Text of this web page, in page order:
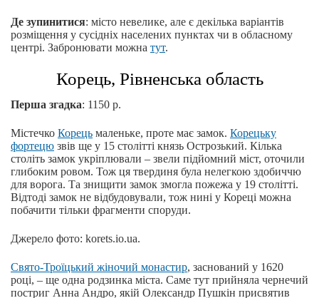
Де зупинитися: місто невелике, але є декілька варіантів
розміщення у сусідніх населених пунктах чи в обласному
центрі. Забронювати можна тут.
Корець, Рівненська область
Перша згадка: 1150 р.
Містечко Корець маленьке, проте має замок. Корецьку
фортецю звів ще у 15 столітті князь Острозький. Кілька
століть замок укріплювали – звели підйомний міст, оточили
глибоким ровом. Тож ця твердиня була нелегкою здобиччю
для ворога. Та знищити замок змогла пожежа у 19 столітті.
Відтоді замок не відбудовували, тож нині у Кореці можна
побачити тільки фрагменти споруди.
Джерело фото: korets.io.ua.
Свято-Троїцький жіночий монастир, заснований у 1620
році, – ще одна родзинка міста. Саме тут прийняла чернечий
постриг Анна Андро, якій Олександр Пушкін присвятив